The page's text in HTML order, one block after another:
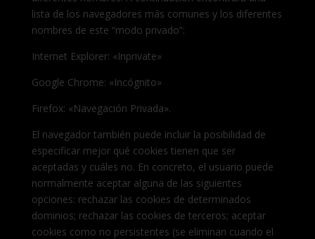
lista de los navegadores más comunes y los diferentes
nombres de este “modo privado”:
Internet Explorer: «Inprivate»
Google Chrome: «Incógnito»
Firefox: «Navegación Privada».
El navegador también puede incluir la posibilidad de
especificar mejor qué cookies tienen que ser
aceptadas y cuáles no. En concreto, el usuario puede
normalmente aceptar alguna de las siguientes
opciones: rechazar las cookies de determinados
dominios; rechazar las cookies de terceros; aceptar
cookies como no persistentes (se eliminan cuando el